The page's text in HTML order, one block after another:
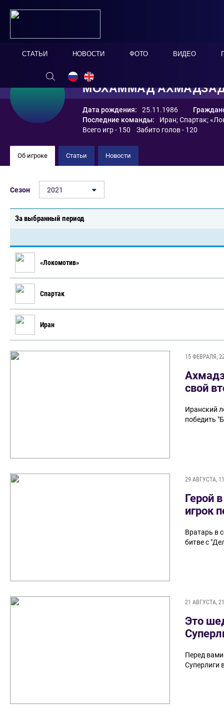
СТАТЬИ НОВОСТИ ФОТО ВИДЕО
МОХАММАД
Дата рождения: 25.11.1986
Последние команды:
Иран;Спартак;
Всего игр - 150 Забито голов - 120
Об игроке Статьи Новости
Сезон 2021
За выбранный период
«Локомотив»
Спартак
Иран
15 ФЕВРАЛЯ,
свой
Иранский
победить
29 АВГУСТА,
Герой
игрок
Вратарь в
битве с
21 АВГУСТА,
Это
Перед вами
Суперлиги